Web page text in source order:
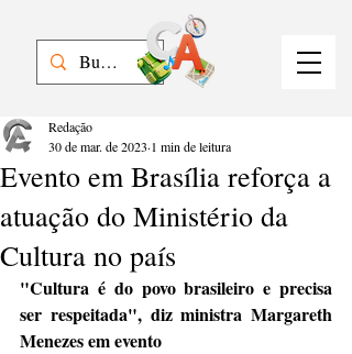
Evento em Brasília reforça a
atuação do Ministério da
Cultura no país
Redação
30 de mar. de 2023 1 min de leitura
"Cultura é do povo brasileiro e precisa
ser respeitada", diz ministra Margareth
Menezes em evento